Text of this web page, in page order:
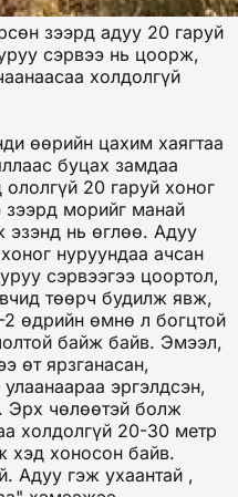
зээрд адуу 20 гаруй
сэрвээ нь цоорж,
холдолгүй
өөрийн цахим хаягтаа
буцах замдаа
20 гаруй хоног
зээрд морийг манай
эзэнд нь өглөө. Адуу
нуруундаа ачсан
сэрвээгээ цоортол,
төөрч будилж явж,
өдрийн өмнө л богцтой
байж байв. Эмээл,
өт ярзганасан,
эргэлдсэн,
Эрх чөлөөтэй болж
холдолгүй 20-30 метр
хэд хоносон байв.
Адуу гэж ухаантай ,